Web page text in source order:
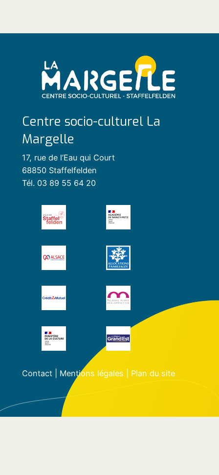
Centre socio-culturel La
Margelle
17, rue de l’Eau qui Court
68850 Staffelfelden
Tél. 03 89 55 64 20
Contact| Mentions légales Plan du site